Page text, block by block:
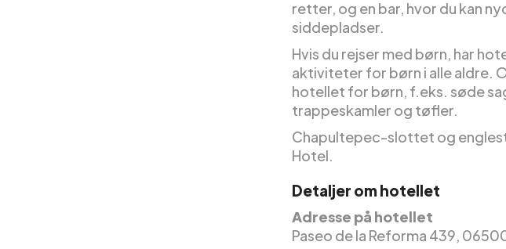
retter, og en bar, hvor du kan
siddepladser.
Hvis du rejser med børn, har
aktiviteter for børn i alle aldre.
hotellet for børn, f.eks. søde
trappeskamler og tøfler.
Chapultepec-slottet og
Hotel.
Detaljer om hotellet
Adresse på hotellet
Paseo de la Reforma 439,